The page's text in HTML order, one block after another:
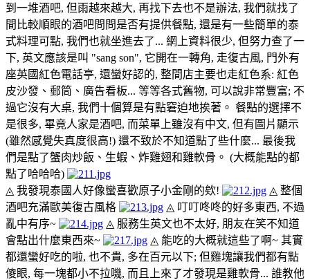
到一堆酒吧, 但雨越來越大, 再找下去也不是辦法, 我們就找了
間比較順眼的酒吧問問是否有提供餐點, 還是有一些簡單的泰
式料理可點, 我們也就坐進去了... 網上資料很少, 但努力查了一
下, 英文應該是叫 "sang son", 它開在一轉角, 走復古風, 門外有
座英國紅色電話亭, 還蠻好認的, 整間店主要也走紅色系: 紅色
皮沙發、郵筒、廣告看板... 等等各式舊物, 可以說非常豐富; 不
過它沒有大桌, 我們十個算是有點窘迫地挨著。 餐點的選擇不
是很多, 畢竟人家是酒吧, 而菜單上雖沒有中文, 但有圖片顯示
(雖然感覺失真度很高!) 還不致於不知道點了些什麼... 最後我
們是點了蟹肉炒飯、生蝦、炸雞翅和雞軟骨。 (大概能點的都
點了哈哈哈)
◬ 我發現泰國人好像蠻喜歡原子小金剛的欸!
◬ 整個
酒吧充滿歐美復古風格
◬ 叮叮咚咚的好多東西, 不過
亂中有序~
◬ 服務生英文也不太好, 朋友在笑不知道
會點出什麼東西來~
◬ 能吃的大概就這些了啊~ 其實
都還蠻好吃的啦, 也不貴, 多在百元以下; 但雞塊讓我們都有點
傻眼, 每一塊都小不拉嘰, 而且上來了才發現是雞軟骨... 誰教他